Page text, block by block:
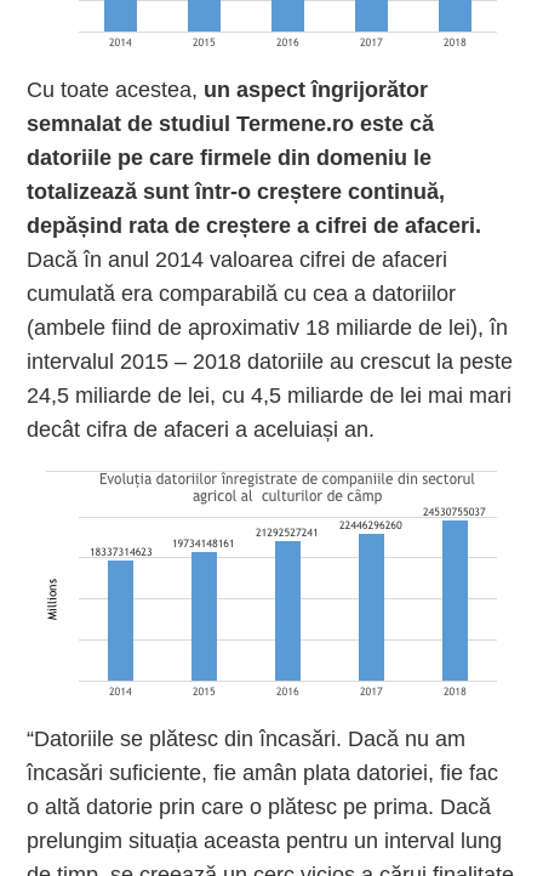
Cu toate acestea, un aspect îngrijorător
semnalat de studiul Termene.ro este că
datoriile pe care firmele din domeniu le
totalizează sunt într-o creștere continuă,
depășind rata de creștere a cifrei de afaceri.
Dacă în anul 2014 valoarea cifrei de afaceri
cumulată era comparabilă cu cea a datoriilor
(ambele fiind de aproximativ 18 miliarde de lei), în
intervalul 2015 – 2018 datoriile au crescut la peste
24,5 miliarde de lei, cu 4,5 miliarde de lei mai mari
decât cifra de afaceri a aceluiași an.
“Datoriile se plătesc din încasări. Dacă nu am
încasări suficiente, fie amân plata datoriei, fie fac
o altă datorie prin care o plătesc pe prima. Dacă
prelungim situația aceasta pentru un interval lung